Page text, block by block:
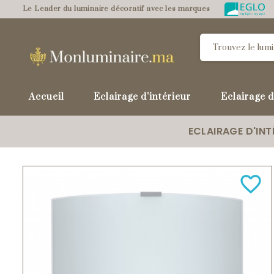
Le Leader du luminaire décoratif avec les marques
Accueil Eclairage d'intérieur Eclairage
ECLAIRAGE
favorite_border